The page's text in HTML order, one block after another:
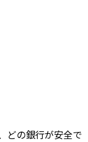
どの銀行が安全で